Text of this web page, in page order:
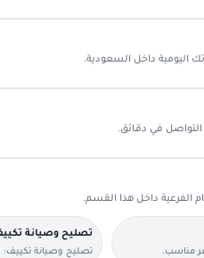
اليومية داخل السعودية.
التواصل في دقائق.
داخل هذا القسم.
مناسب.
تصليح وصيانة
تصليح وصيانة